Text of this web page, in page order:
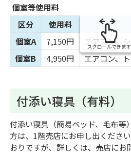
み
の
個室等使用料
区分
使用料
個室A
7,150円
エアコン、
個室B
4,950円 エアコン、
スクロールできます
付添い寝具（有料）
付添い寝具（簡易ベッド、毛布等
方は、1階売店にお申し出くださ
おりですが、詳しくは、売店にお